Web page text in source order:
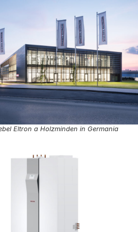
Eltron a Holzminden in Germania